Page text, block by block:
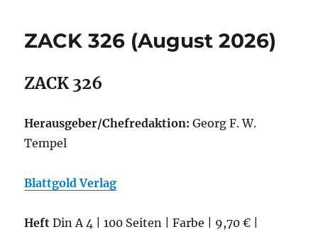
Spezial
ZACK 326 (August 2026)
ZACK 326
Herausgeber/Chefredaktion: Georg F. W.
Tempel
Blattgold Verlag
Heft Din A 4 | 100 Seiten | Farbe | 9,70 € |